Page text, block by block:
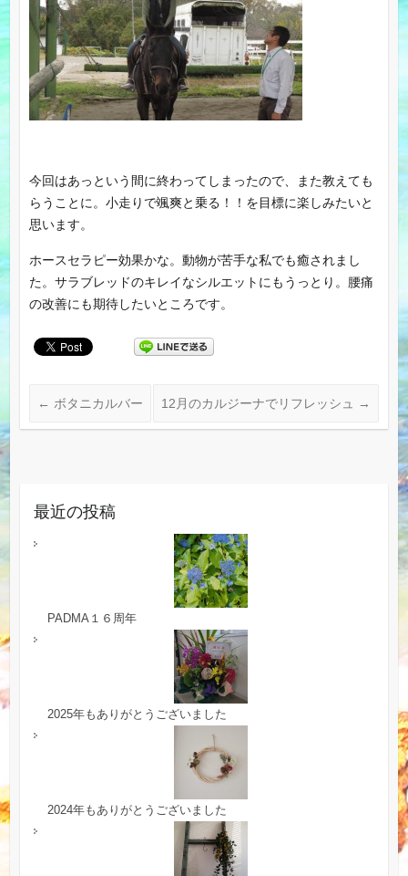
今回はあっという間に終わってしまったので、また教えても
らうことに。小走りで颯爽と乗る！！を目標に楽しみたいと
思います。
ホースセラピー効果かな。動物が苦手な私でも癒されまし
た。サラブレッドのキレイなシルエットにもうっとり。腰痛
の改善にも期待したいところです。
← ボタニカルバー 12月のカルジーナでリフレッシュ →
最近の投稿
PADMA１６周年
2025年もありがとうございました
2024年もありがとうございました